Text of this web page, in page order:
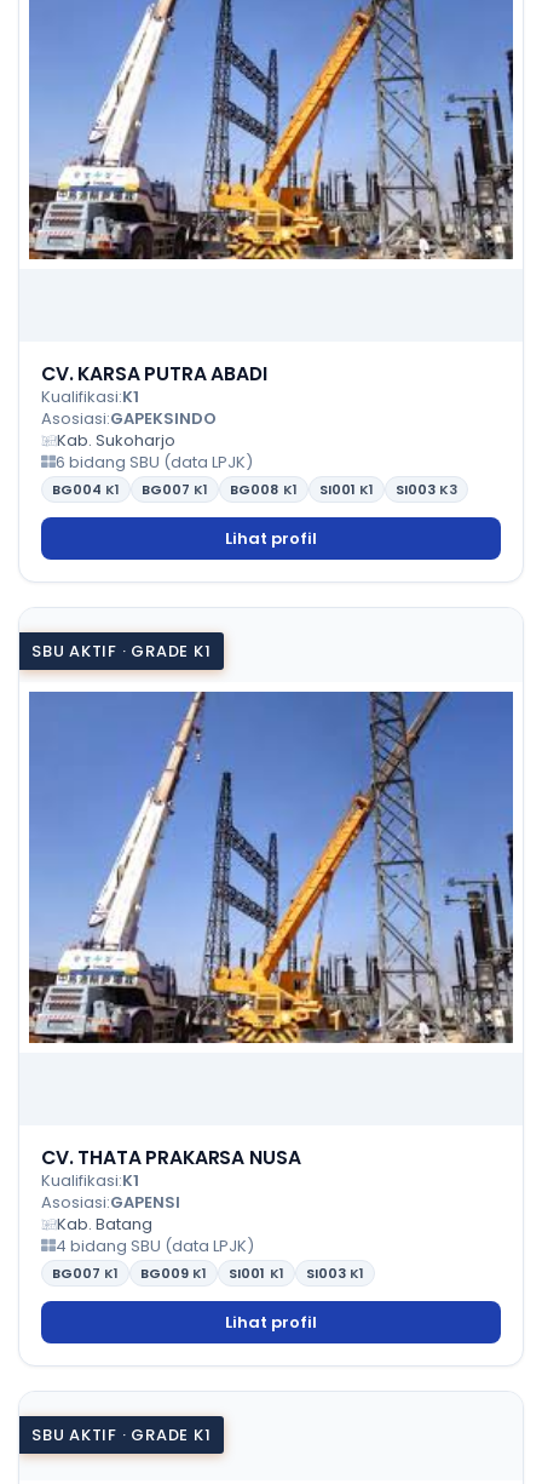
CV. KARSA PUTRA ABADI
Kualifikasi:K1
Asosiasi:GAPEKSINDO
Kab. Sukoharjo
6 bidang SBU (data LPJK)
BG004 K1 BG007 K1 BG008 K1 SI001 K1 SI003 K3
Lihat profil
SBU AKTIF · GRADE K1
CV. THATA PRAKARSA NUSA
Kualifikasi:K1
Asosiasi:GAPENSI
Kab. Batang
4 bidang SBU (data LPJK)
BG007 K1 BG009 K1 SI001 K1 SI003 K1
Lihat profil
SBU AKTIF · GRADE K1